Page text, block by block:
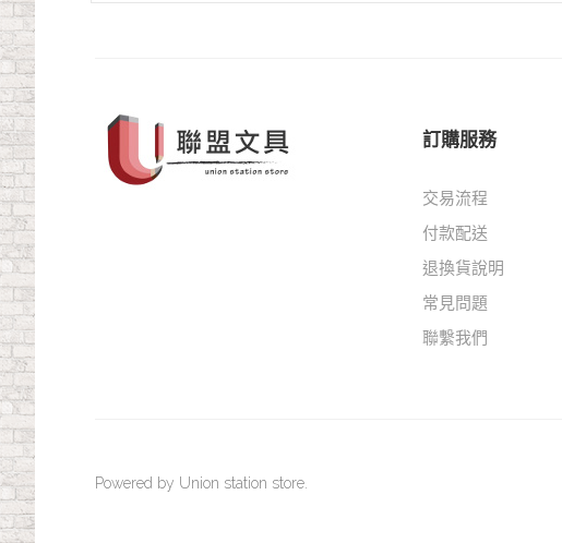
訂購服務
交易流程
付款配送
退換貨說明
常見問題
聯繫我們
Powered by Union station store.